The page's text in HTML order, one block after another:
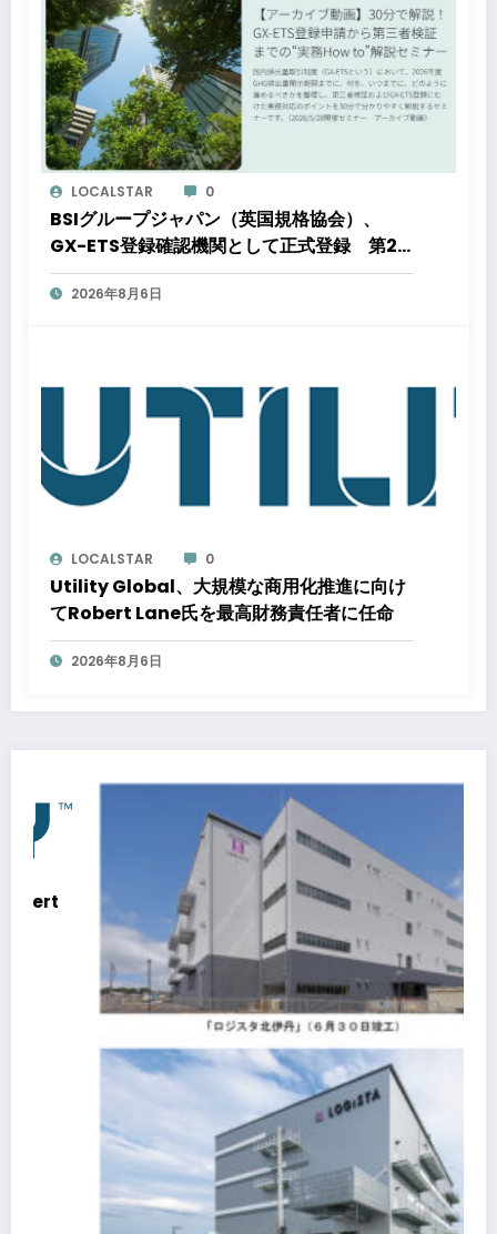
LOCALSTAR 0
BSIグループジャパン（英国規格協会）、
GX-ETS登録確認機関として正式登録 第2
フェーズ開始で制度対応が義務化、企業の対
応はどう変わるのか？ 法的拘束力をもつ
2026年8月6日
LOCALSTAR 0
Utility Global、大規模な商用化推進に向け
てRobert Lane氏を最高財務責任者に任命
2026年8月6日